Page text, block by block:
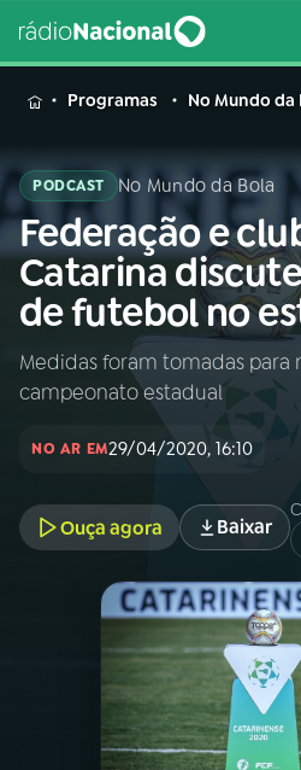
MENU
Buscar
na
Rádio
Nacional
Buscar
AO VIVO
INÍCIO
A RÁDIO
PROGRAMAÇÃO
PROGRAMAS
PODCASTS
Programas No Mundo da
PODCAST No Mundo da Bola
Federação e
Catarina
de futebol no
Medidas foram tomadas para
campeonato estadual
NO AR EM29/04/2020, 16:10
Ouça agora Baixar